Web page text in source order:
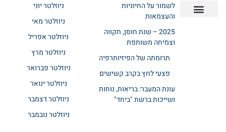
לשמור על החיוניות
והעצמאות
2025 – שנת חוסן, תקווה
וצמיחה משותפת
תרומתה של הפיזיותרפיה
פצעי לחץ בקרב קשישים
עונת המעבר: בריאות, נוחות
ושייכות ברשת "ביחד"
ניוזלטר יוני
ניוזלטר מאי
ניוזלטר אפריל
ניוזלטר מרץ
ניוזלטר פברואר
ניוזלטר ינואר
ניוזלטר דצמבר
ניוזלטר נובמבר